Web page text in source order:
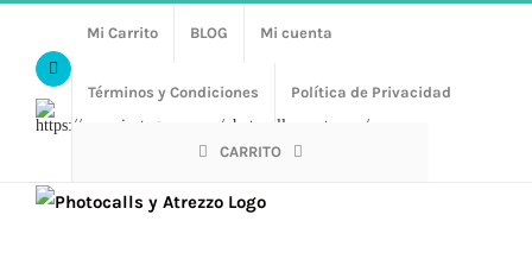
contenidoFacebook
Https://www.instagram.com/photocalls_y_atrezzo/
Mi Carrito BLOG Mi cuenta
Términos y Condiciones Política de Privacidad
CARRITO